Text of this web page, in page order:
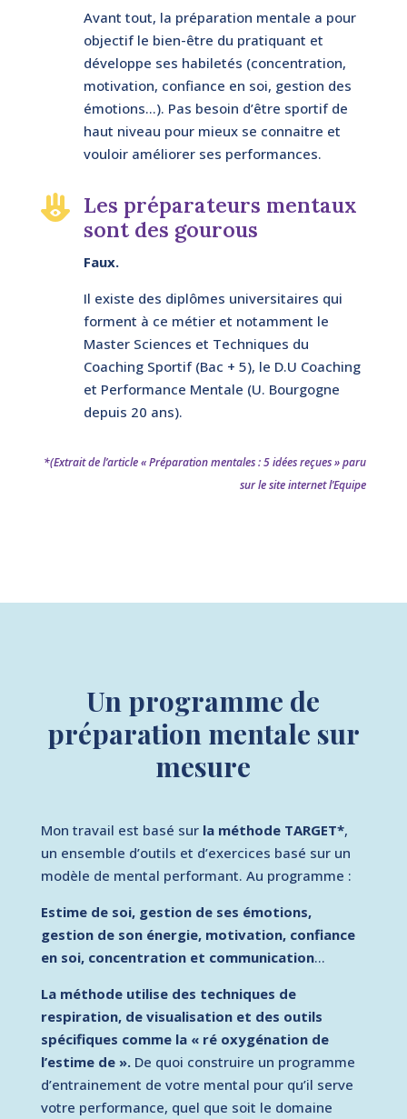
Avant tout, la préparation mentale a pour
objectif le bien-être du pratiquant et
développe ses habiletés (concentration,
motivation, confiance en soi, gestion des
émotions…). Pas besoin d’être sportif de
haut niveau pour mieux se connaitre et
vouloir améliorer ses performances.
 Les préparateurs mentaux
sont des gourous
Faux.
Il existe des diplômes universitaires qui
forment à ce métier et notamment le
Master Sciences et Techniques du
Coaching Sportif (Bac + 5), le D.U Coaching
et Performance Mentale (U. Bourgogne
depuis 20 ans).
*(Extrait de l’article« Préparation mentales : 5 idées reçues »paru
sur le site internet l’Equipe
Un programme de
préparation mentale sur
mesure
Mon travail est basé surla méthode TARGET*,
un ensemble d’outils et d’exercices basé sur un
modèle de mental performant. Au programme :
Estime de soi, gestion de ses émotions,
gestion de son énergie, motivation, confiance
en soi, concentration et communication…
La méthode utilise des techniques de
respiration, de visualisation et des outils
spécifiques comme la « ré oxygénation de
l’estime de ».De quoi construire un programme
d’entrainement de votre mental pour qu’il serve
votre performance, quel que soit le domaine